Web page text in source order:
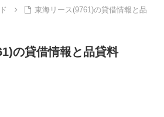
東海リース(9761)の貸借情報と品
の貸借情報と品貸料